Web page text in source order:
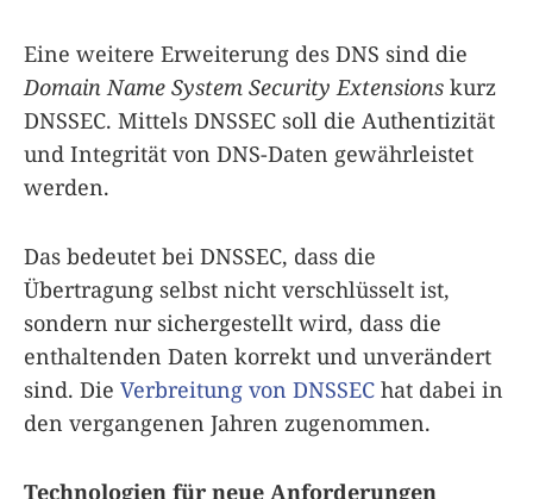
Eine weitere Erweiterung des DNS sind die
Domain Name System Security Extensions kurz
DNSSEC. Mittels DNSSEC soll die Authentizität
und Integrität von DNS-Daten gewährleistet
werden.
Das bedeutet bei DNSSEC, dass die
Übertragung selbst nicht verschlüsselt ist,
sondern nur sichergestellt wird, dass die
enthaltenden Daten korrekt und unverändert
sind. Die Verbreitung von DNSSEC hat dabei in
den vergangenen Jahren zugenommen.
Technologien für neue Anforderungen